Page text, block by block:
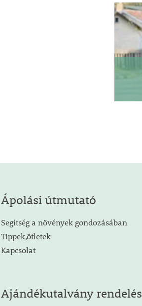
Ápolási útmutató
Segítség a növények gondozásában
Tippek,ötletek
Kapcsolat
Ajándékutalvány rendelés